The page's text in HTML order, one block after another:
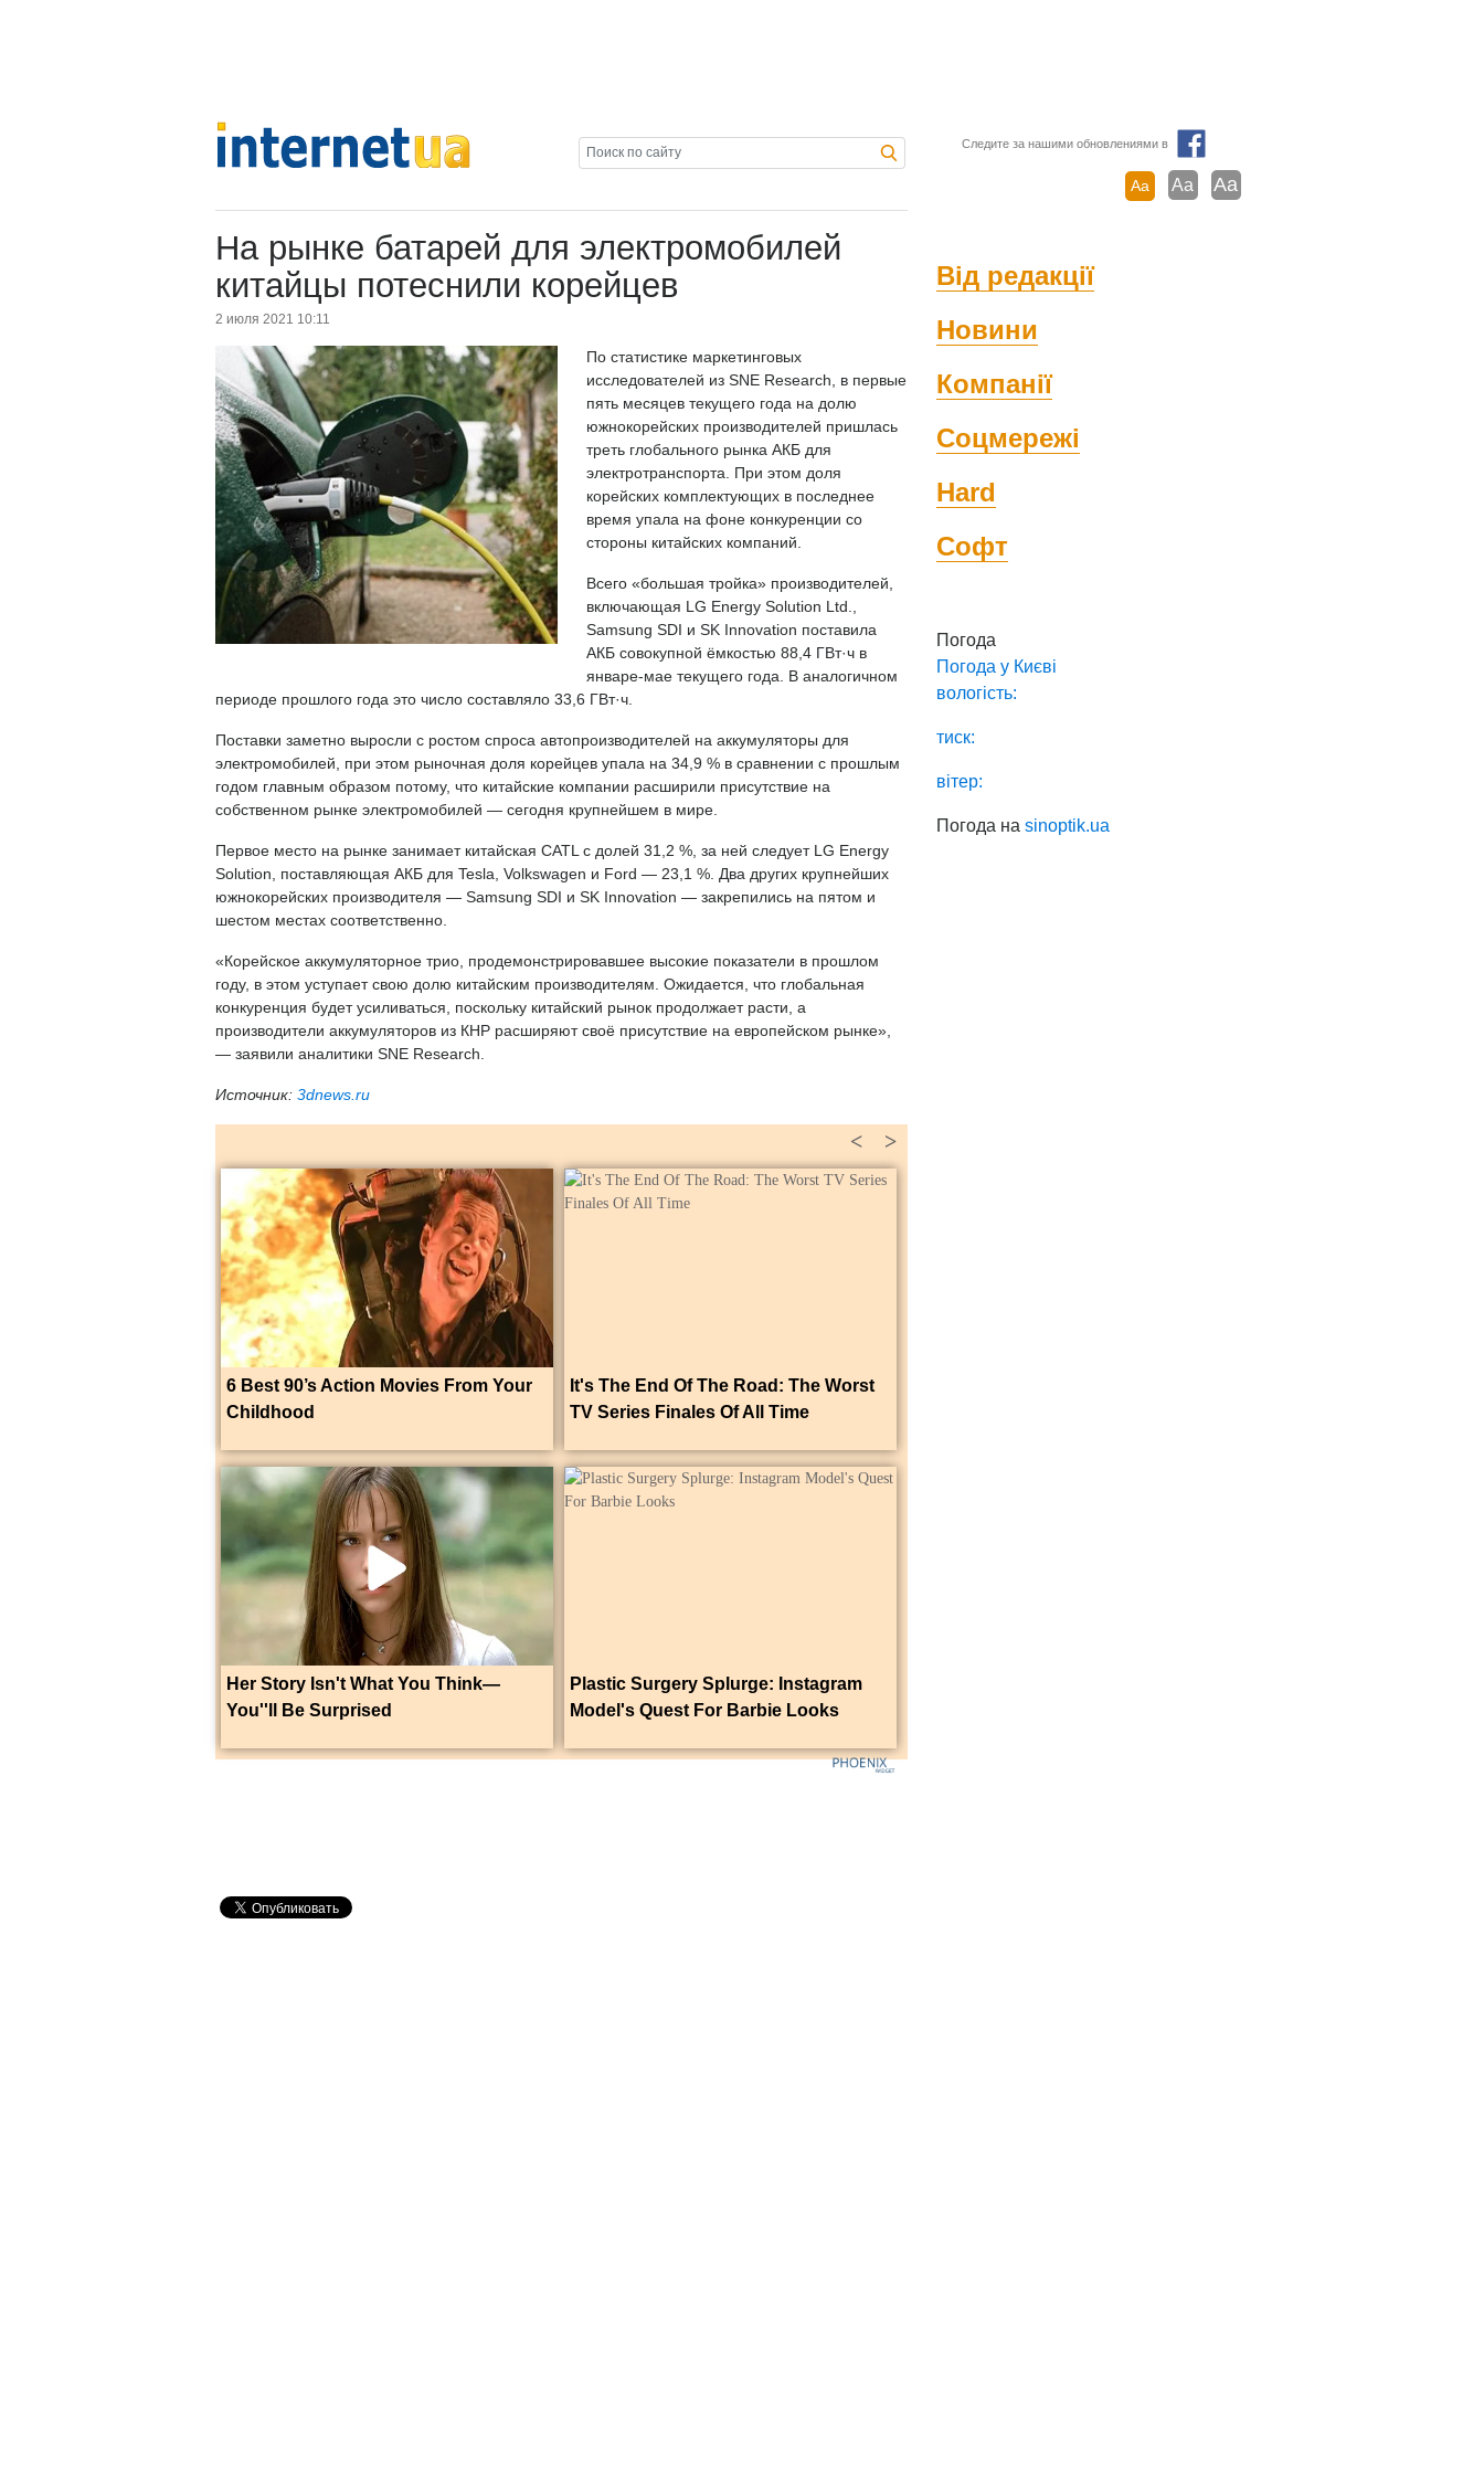
Следите за нашими обновлениями в
Aa Aa Aa
На рынке батарей для электромобилей
китайцы потеснили корейцев
2 июля 2021 10:11
По статистике маркетинговых
исследователей из SNE Research, в первые
пять месяцев текущего года на долю
южнокорейских производителей пришлась
треть глобального рынка АКБ для
электротранспорта. При этом доля
корейских комплектующих в последнее
время упала на фоне конкуренции со
стороны китайских компаний.
Всего «большая тройка» производителей,
включающая LG Energy Solution Ltd.,
Samsung SDI и SK Innovation поставила
АКБ совокупной ёмкостью 88,4 ГВт·ч в
январе-мае текущего года. В аналогичном
периоде прошлого года это число составляло 33,6 ГВт·ч.
Поставки заметно выросли с ростом спроса автопроизводителей на аккумуляторы для
электромобилей, при этом рыночная доля корейцев упала на 34,9 % в сравнении с прошлым
годом главным образом потому, что китайские компании расширили присутствие на
собственном рынке электромобилей — сегодня крупнейшем в мире.
Первое место на рынке занимает китайская CATL с долей 31,2 %, за ней следует LG Energy
Solution, поставляющая АКБ для Tesla, Volkswagen и Ford — 23,1 %. Два других крупнейших
южнокорейских производителя — Samsung SDI и SK Innovation — закрепились на пятом и
шестом местах соответственно.
«Корейское аккумуляторное трио, продемонстрировавшее высокие показатели в прошлом
году, в этом уступает свою долю китайским производителям. Ожидается, что глобальная
конкуренция будет усиливаться, поскольку китайский рынок продолжает расти, а
производители аккумуляторов из КНР расширяют своё присутствие на европейском рынке»,
— заявили аналитики SNE Research.
Источник: 3dnews.ru
>
<
6 Best 90’s Action Movies From Your
Childhood
It's The End Of The Road: The Worst
TV Series Finales Of All Time
Her Story Isn't What You Think—
You''ll Be Surprised
Plastic Surgery Splurge: Instagram
Model's Quest For Barbie Looks
Від редакції
Новини
Компанії
Соцмережі
Hard
Софт
Погода
Погода у Києві
вологість:
тиск:
вітер:
Погода наsinoptik.ua